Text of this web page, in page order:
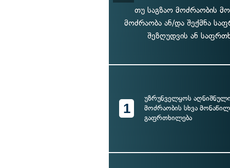
თუ საგზაო მოძრაობის
მოძრაობა ან/და შექმნა
შეზღუდვის ან
1
უზრუნველყოს
მოძრაობის სხვა
გაფრთხილება